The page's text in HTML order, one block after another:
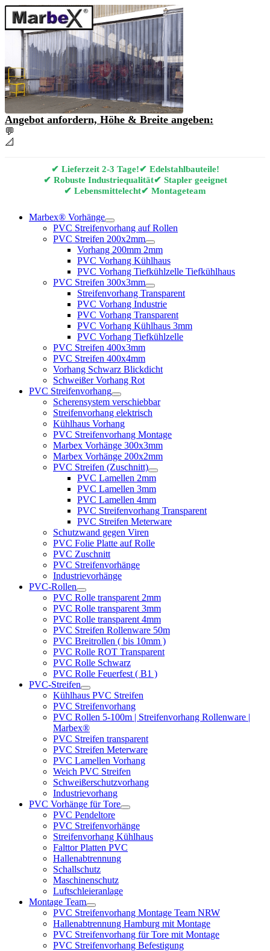
Angebot anfordern, Höhe & Breite angeben:
💬
📐
✔ Lieferzeit 2-3 Tage!✔ Edelstahlbauteile!
✔ Robuste Industriequalität✔ Stapler geeignet
✔ Lebensmittelecht✔ Montageteam
Marbex® Vorhänge
PVC Streifenvorhang auf Rollen
PVC Streifen 200x2mm
Vorhang 200mm 2mm
PVC Vorhang Kühlhaus
PVC Vorhang Tiefkühlzelle Tiefkühlhaus
PVC Streifen 300x3mm
Streifenvorhang Transparent
PVC Vorhang Industrie
PVC Vorhang Transparent
PVC Vorhang Kühlhaus 3mm
PVC Vorhang Tiefkühlzelle
PVC Streifen 400x3mm
PVC Streifen 400x4mm
Vorhang Schwarz Blickdicht
Schweißer Vorhang Rot
PVC Streifenvorhang
Scherensystem verschiebbar
Streifenvorhang elektrisch
Kühlhaus Vorhang
PVC Streifenvorhang Montage
Marbex Vorhänge 300x3mm
Marbex Vorhänge 200x2mm
PVC Streifen (Zuschnitt)
PVC Lamellen 2mm
PVC Lamellen 3mm
PVC Lamellen 4mm
PVC Streifenvorhang Transparent
PVC Streifen Meterware
Schutzwand gegen Viren
PVC Folie Platte auf Rolle
PVC Zuschnitt
PVC Streifenvorhänge
Industrievorhänge
PVC-Rollen
PVC Rolle transparent 2mm
PVC Rolle transparent 3mm
PVC Rolle transparent 4mm
PVC Streifen Rollenware 50m
PVC Breitrollen ( bis 10mm )
PVC Rolle ROT Transparent
PVC Rolle Schwarz
PVC Rolle Feuerfest ( B1 )
PVC-Streifen
Kühlhaus PVC Streifen
PVC Streifenvorhang
PVC Rollen 5-100m | Streifenvorhang Rollenware |
Marbex®
PVC Streifen transparent
PVC Streifen Meterware
PVC Lamellen Vorhang
Weich PVC Streifen
Schweißerschutzvorhang
Industrievorhang
PVC Vorhänge für Tore
PVC Pendeltore
PVC Streifenvorhänge
Streifenvorhang Kühlhaus
Falttor Platten PVC
Hallenabtrennung
Schallschutz
Maschinenschutz
Luftschleieranlage
Montage Team
PVC Streifenvorhang Montage Team NRW
Hallenabtrennung Hamburg mit Montage
PVC Streifenvorhang für Tore mit Montage
PVC Streifenvorhang Befestigung